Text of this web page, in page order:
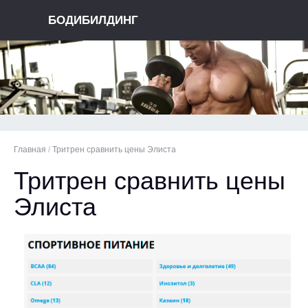
БОДИБИЛДИНГ
Главная / Тритрен сравнить цены Элиста
Тритрен сравнить цены
Элиста